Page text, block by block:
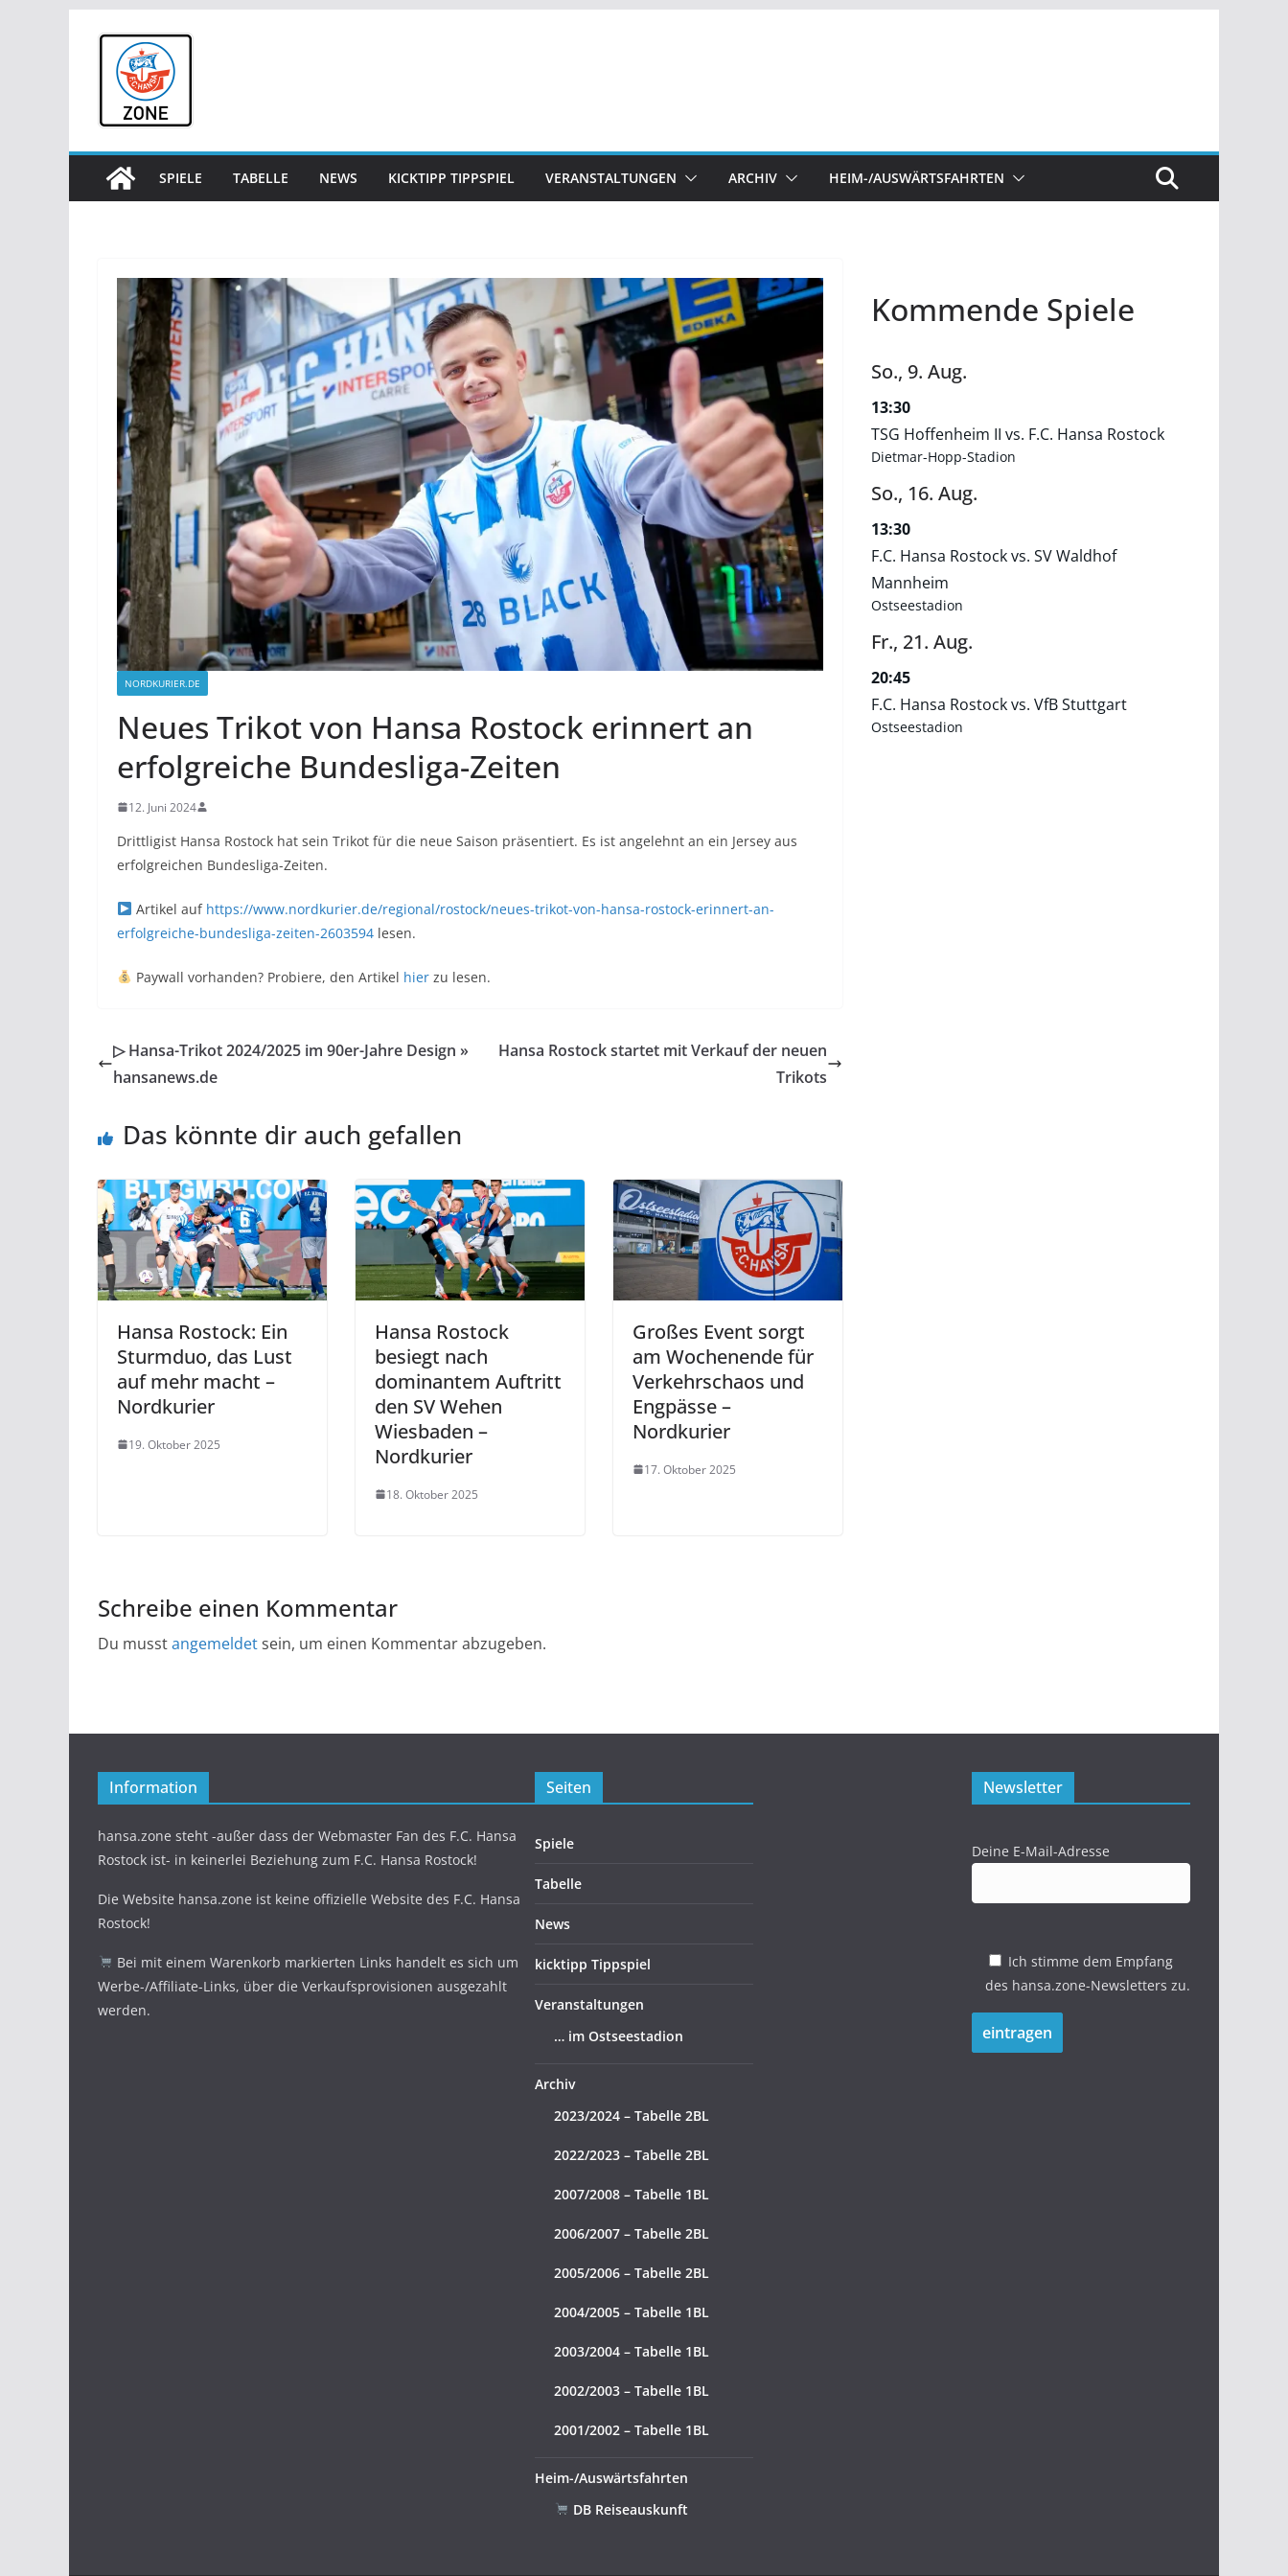
springen
SPIELE TABELLE NEWS KICKTIPP TIPPSPIEL VERANSTALTUNGEN ARCHIV HEIM-/AUSWÄRTSFAHRTEN
NORDKURIER.DE
Neues Trikot von Hansa Rostock erinnert an
erfolgreiche Bundesliga-Zeiten
12. Juni 2024
Drittligist Hansa Rostock hat sein Trikot für die neue Saison präsentiert. Es ist angelehnt an ein Jersey aus
erfolgreichen Bundesliga-Zeiten.
Artikel auf https://www.nordkurier.de/regional/rostock/neues-trikot-von-hansa-rostock-erinnert-an-
erfolgreiche-bundesliga-zeiten-2603594 lesen.
Paywall vorhanden? Probiere, den Artikel hierzu lesen.
▷ Hansa-Trikot 2024/2025 im 90er-Jahre Design »
hansanews.de
Hansa Rostock startet mit Verkauf der neuen
Trikots
Das könnte dir auch gefallen
Hansa Rostock: Ein
Sturmduo, das Lust
auf mehr macht –
Nordkurier
19. Oktober 2025
Hansa Rostock
besiegt nach
dominantem Auftritt
den SV Wehen
Wiesbaden –
Nordkurier
18. Oktober 2025
Großes Event sorgt
am Wochenende für
Verkehrschaos und
Engpässe –
Nordkurier
17. Oktober 2025
Schreibe einen Kommentar
Du musstangemeldetsein, um einen Kommentar abzugeben.
Kommende Spiele
So., 9. Aug.
13:30
TSG Hoffenheim II vs. F.C. Hansa Rostock
Dietmar-Hopp-Stadion
So., 16. Aug.
13:30
F.C. Hansa Rostock vs. SV Waldhof
Mannheim
Ostseestadion
Fr., 21. Aug.
20:45
F.C. Hansa Rostock vs. VfB Stuttgart
Ostseestadion
Information
hansa.zone steht -außer dass der Webmaster Fan des F.C. Hansa
Rostock ist- in keinerlei Beziehung zum F.C. Hansa Rostock!
Die Website hansa.zone ist keine offizielle Website des F.C. Hansa
Rostock!
Bei mit einem Warenkorb markierten Links handelt es sich um
Werbe-/Affiliate-Links, über die Verkaufsprovisionen ausgezahlt
werden.
Seiten
Spiele
Tabelle
News
kicktipp Tippspiel
Veranstaltungen
… im Ostseestadion
Archiv
2023/2024 – Tabelle 2BL
2022/2023 – Tabelle 2BL
2007/2008 – Tabelle 1BL
2006/2007 – Tabelle 2BL
2005/2006 – Tabelle 2BL
2004/2005 – Tabelle 1BL
2003/2004 – Tabelle 1BL
2002/2003 – Tabelle 1BL
2001/2002 – Tabelle 1BL
Heim-/Auswärtsfahrten
DB Reiseauskunft
Newsletter
Deine E-Mail-Adresse
Ich stimme dem Empfang
des hansa.zone-Newsletters zu.